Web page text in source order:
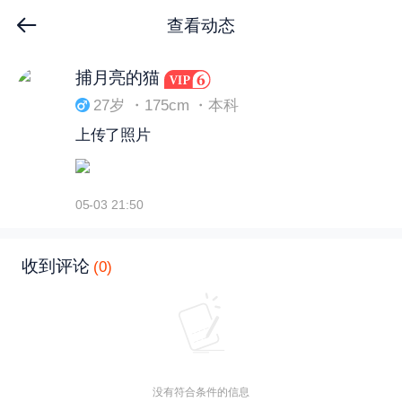
查看动态
下拉刷新
捕月亮的猫
27岁 ・175cm ・本科
上传了照片
05-03 21:50
收到评论 (0)
没有符合条件的信息